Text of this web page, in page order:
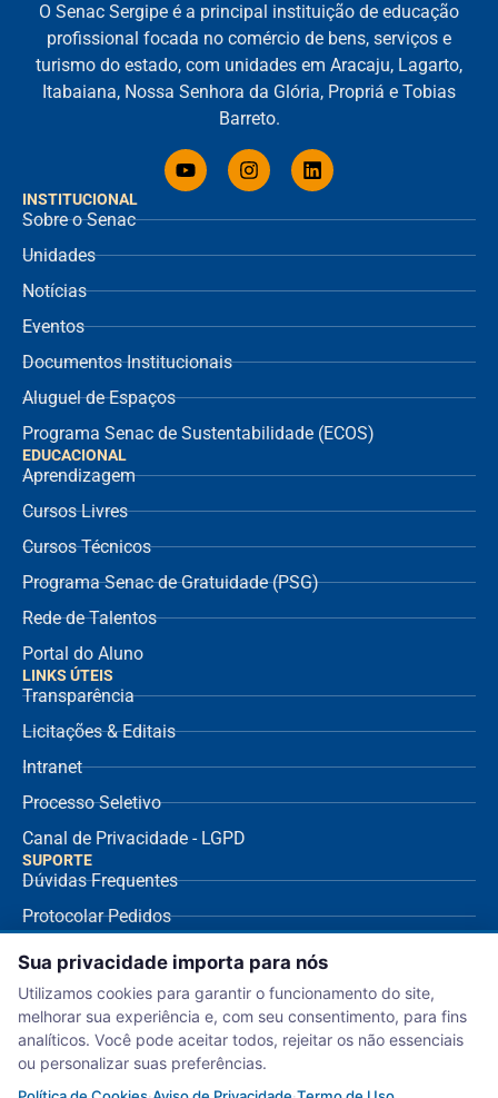
INSTITUCIONAL
Sobre o Senac
Unidades
Notícias
Eventos
Documentos Institucionais
Aluguel de Espaços
Programa Senac de Sustentabilidade (ECOS)
EDUCACIONAL
Aprendizagem
Cursos Livres
Cursos Técnicos
Programa Senac de Gratuidade (PSG)
Rede de Talentos
Portal do Aluno
O Senac Sergipe é a principal instituição de educação
profissional focada no comércio de bens, serviços e
turismo do estado, com unidades em Aracaju, Lagarto,
Itabaiana, Nossa Senhora da Glória, Propriá e Tobias
Barreto.
LINKS ÚTEIS
Transparência
Licitações & Editais
Intranet
Processo Seletivo
Canal de Privacidade - LGPD
SUPORTE
Dúvidas Frequentes
Protocolar Pedidos
Envio de NF Fornecedor
Ouvidoria
Aviso de Privacidade
Termo de Uso
Política de Cookies
Sua privacidade importa para nós
Utilizamos cookies para garantir o funcionamento do site,
melhorar sua experiência e, com seu consentimento, para fins
analíticos. Você pode aceitar todos, rejeitar os não essenciais
ou personalizar suas preferências.